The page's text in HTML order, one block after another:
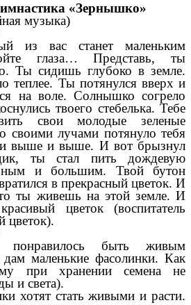
«Зернышко»
музыка)
из вас станет маленьким
глаза… Представь, ты
Ты сидишь глубоко в земле.
теплее. Ты потянулся вверх и
на воле. Солнышко согрело
твоего стебелька. Тебе
свои молодые зеленые
своими лучами потянуло тебя
выше и выше. И вот брызнул
ты стал пить дождевую
и большим. Твой бутон
в прекрасный цветок. И
ты живешь на этой земле. И
цветок (воспитатель
цветок).
понравилось быть живым
маленькие фасолинки. Как
при хранении семена не
и света).
хотят стать живыми и расти.